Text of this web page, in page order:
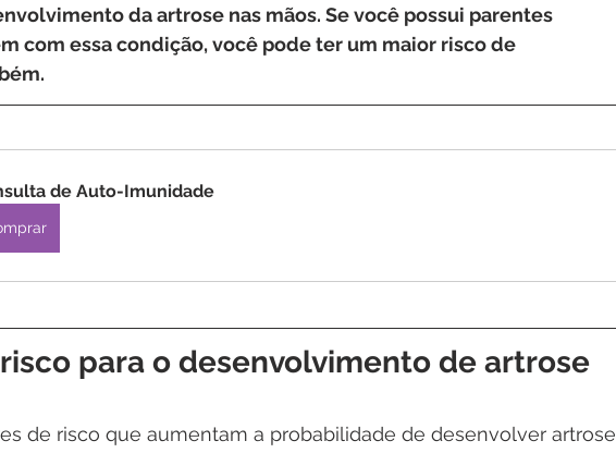
da artrose nas mãos. Se você possui parentes
com essa condição, você pode ter um maior risco de
de Auto-Imunidade
para o desenvolvimento de artrose
de risco que aumentam a probabilidade de desenvolver artrose